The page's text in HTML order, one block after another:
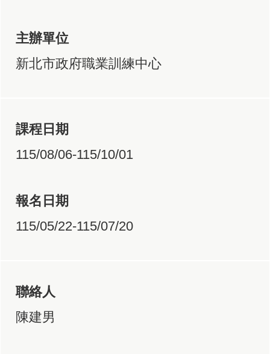
主辦單位
新北市政府職業訓練中心
課程日期
115/08/06-115/10/01
報名日期
115/05/22-115/07/20
聯絡人
陳建男